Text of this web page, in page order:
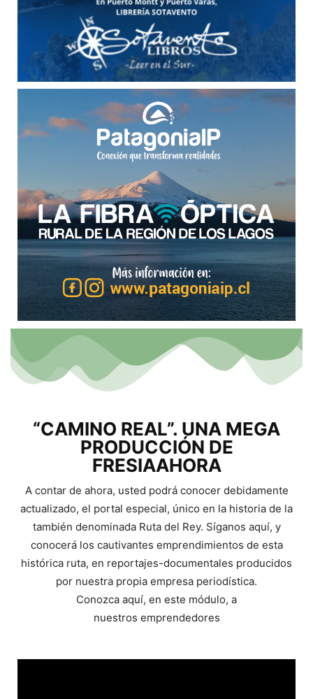
“CAMINO REAL”. UNA MEGA
PRODUCCIÓN DE
FRESIAAHORA
A contar de ahora, usted podrá conocer debidamente
actualizado, el portal especial, único en la historia de la
también denominada Ruta del Rey. Síganos aquí, y
conocerá los cautivantes emprendimientos de esta
histórica ruta, en reportajes-documentales producidos
por nuestra propia empresa periodística.
Conozca aquí, en este módulo, a
nuestros emprendedores